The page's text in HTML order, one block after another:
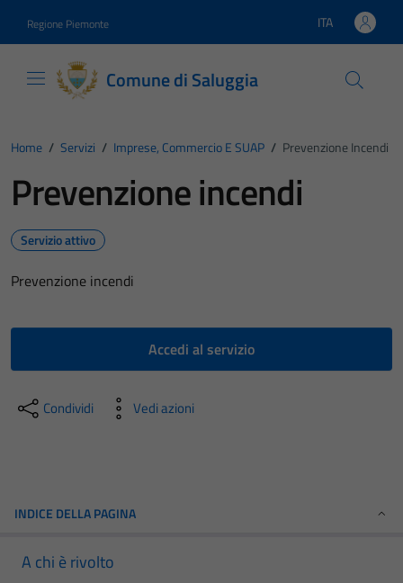
Regione Piemonte Lingua attiva:
ITA
Comune di Saluggia
Home / Servizi / Imprese, Commercio E SUAP / Prevenzione Incendi
Prevenzione incendi
Servizio attivo
Prevenzione incendi
Accedi al servizio
Condividi Vedi azioni
INDICE DELLA PAGINA
A chi è rivolto